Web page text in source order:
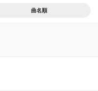
曲名順